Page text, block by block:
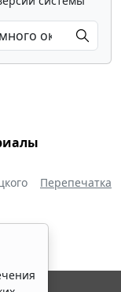
Перепечатка